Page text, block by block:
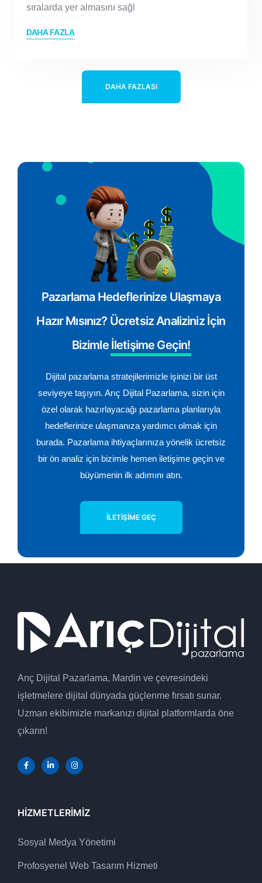
sıralarda yer almasını sağl
DAHA FAZLA
DAHA FAZLASI
Pazarlama Hedeflerinize Ulaşmaya
Hazır Mısınız? Ücretsiz Analiziniz İçin
Bizimle İletişime Geçin!
Dijital pazarlama stratejilerimizle işinizi bir üst
seviyeye taşıyın. Arıç Dijital Pazarlama, sizin için
özel olarak hazırlayacağı pazarlama planlarıyla
hedeflerinize ulaşmanıza yardımcı olmak için
burada. Pazarlama ihtiyaçlarınıza yönelik ücretsiz
bir ön analiz için bizimle hemen iletişime geçin ve
büyümenin ilk adımını atın.
İLETIŞIME GEÇ
Arıç Dijital Pazarlama, Mardin ve çevresindeki
işletmelere dijital dünyada güçlenme fırsatı sunar.
Uzman ekibimizle markanızı dijital platformlarda öne
çıkarın!
HIZMETLERIMIZ
Sosyal Medya Yönetimi
Profosyenel Web Tasarım Hizmeti